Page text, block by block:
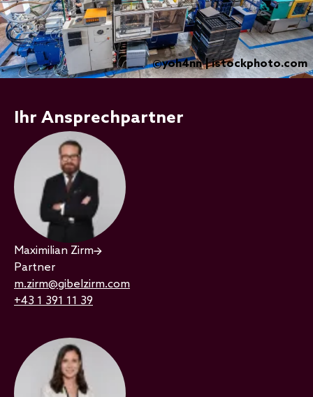
©yoh4nn | istockphoto.com
Ihr Ansprechpartner
Maximilian Zirm
Partner
m.zirm@gibelzirm.com
+43 1 391 11 39